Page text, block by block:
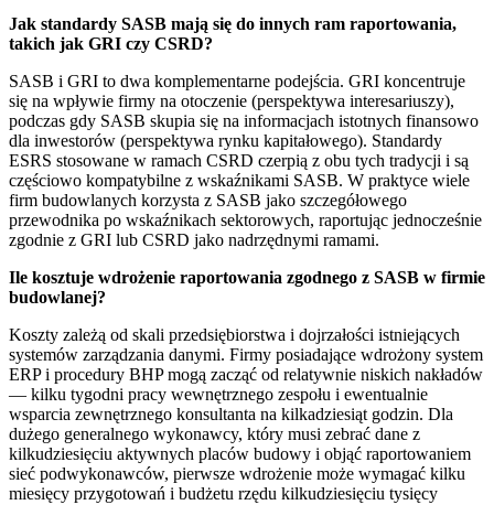
Jak standardy SASB mają się do innych ram raportowania,
takich jak GRI czy CSRD?
SASB i GRI to dwa komplementarne podejścia. GRI koncentruje
się na wpływie firmy na otoczenie (perspektywa interesariuszy),
podczas gdy SASB skupia się na informacjach istotnych finansowo
dla inwestorów (perspektywa rynku kapitałowego). Standardy
ESRS stosowane w ramach CSRD czerpią z obu tych tradycji i są
częściowo kompatybilne z wskaźnikami SASB. W praktyce wiele
firm budowlanych korzysta z SASB jako szczegółowego
przewodnika po wskaźnikach sektorowych, raportując jednocześnie
zgodnie z GRI lub CSRD jako nadrzędnymi ramami.
Ile kosztuje wdrożenie raportowania zgodnego z SASB w firmie
budowlanej?
Koszty zależą od skali przedsiębiorstwa i dojrzałości istniejących
systemów zarządzania danymi. Firmy posiadające wdrożony system
ERP i procedury BHP mogą zacząć od relatywnie niskich nakładów
— kilku tygodni pracy wewnętrznego zespołu i ewentualnie
wsparcia zewnętrznego konsultanta na kilkadziesiąt godzin. Dla
dużego generalnego wykonawcy, który musi zebrać dane z
kilkudziesięciu aktywnych placów budowy i objąć raportowaniem
sieć podwykonawców, pierwsze wdrożenie może wymagać kilku
miesięcy przygotowań i budżetu rzędu kilkudziesięciu tysięcy